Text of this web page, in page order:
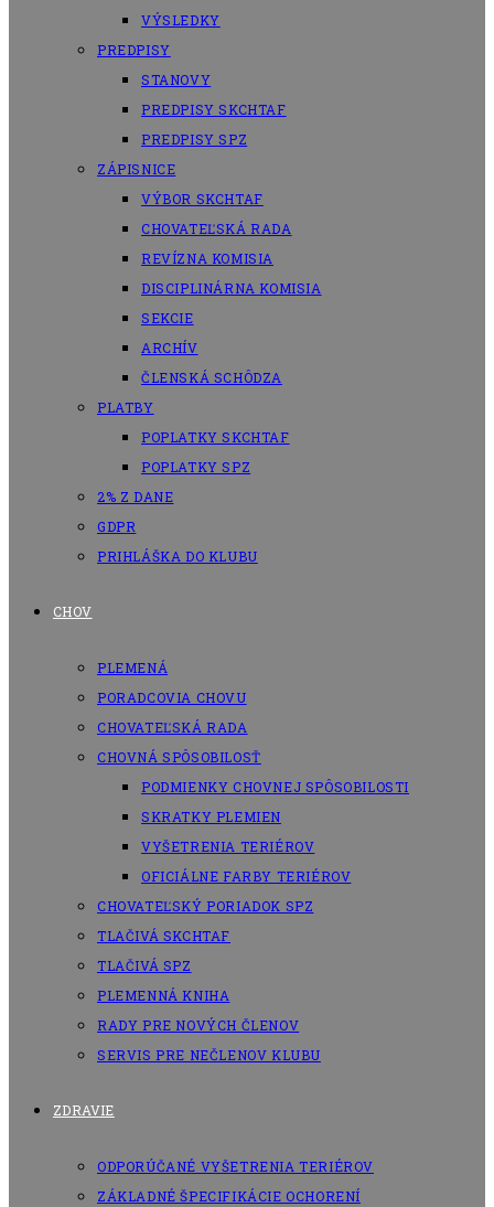
VÝSLEDKY
PREDPISY
STANOVY
PREDPISY SKCHTAF
PREDPISY SPZ
ZÁPISNICE
VÝBOR SKCHTAF
CHOVATEĽSKÁ RADA
REVÍZNA KOMISIA
DISCIPLINÁRNA KOMISIA
SEKCIE
ARCHÍV
ČLENSKÁ SCHÔDZA
PLATBY
POPLATKY SKCHTAF
POPLATKY SPZ
2% Z DANE
GDPR
PRIHLÁŠKA DO KLUBU
CHOV
PLEMENÁ
PORADCOVIA CHOVU
CHOVATEĽSKÁ RADA
CHOVNÁ SPÔSOBILOSŤ
PODMIENKY CHOVNEJ SPÔSOBILOSTI
SKRATKY PLEMIEN
VYŠETRENIA TERIÉROV
OFICIÁLNE FARBY TERIÉROV
CHOVATEĽSKÝ PORIADOK SPZ
TLAČIVÁ SKCHTAF
TLAČIVÁ SPZ
PLEMENNÁ KNIHA
RADY PRE NOVÝCH ČLENOV
SERVIS PRE NEČLENOV KLUBU
ZDRAVIE
ODPORÚČANÉ VYŠETRENIA TERIÉROV
ZÁKLADNÉ ŠPECIFIKÁCIE OCHORENÍ